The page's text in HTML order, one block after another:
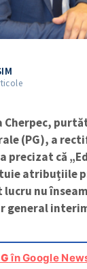
Cherpec,
(PG), a
precizat că
atribuțiile
nu
general
în Google